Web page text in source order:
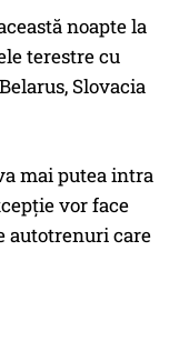
noapte la
terestre cu
Slovacia
mai putea intra
vor face
autotrenuri care